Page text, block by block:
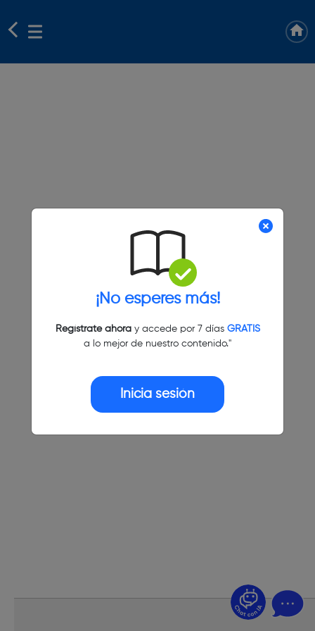
¡No esperes más!
Regístrate ahoray accede por 7 días GRATIS
a lo mejor de nuestro contenido."
Inicia sesión